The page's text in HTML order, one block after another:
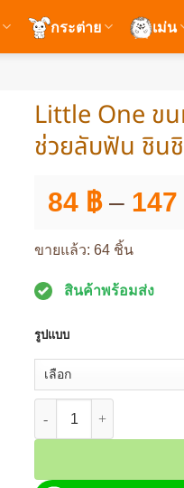
กระต่าย เม่น
Little One ข
ช่วยลับฟัน ชิน
84 ฿ – 147
ขายแล้ว: 64 ชิ้น
สินค้าพร้อมส่ง
รูปแบบ